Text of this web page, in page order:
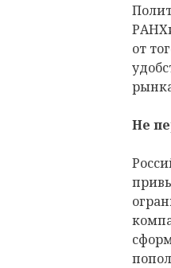
от
Не